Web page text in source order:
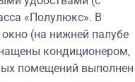
«Полулюкс». В
(на нижней палубе
кондиционером,
помещений выполнен